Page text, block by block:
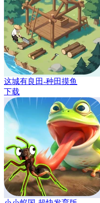
这城有良田-种田摸鱼
下载